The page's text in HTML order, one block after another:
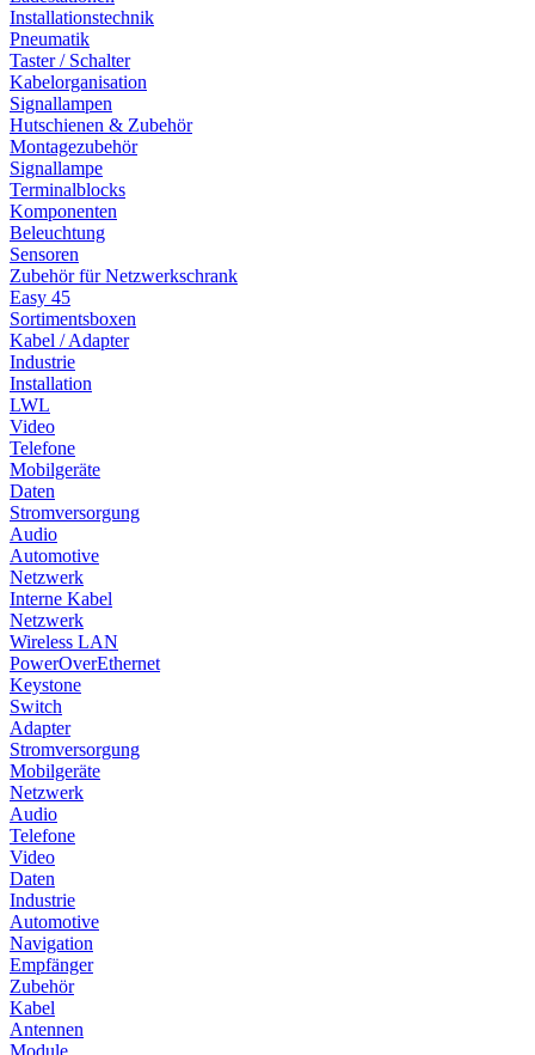
Installationstechnik
Pneumatik
Taster / Schalter
Kabelorganisation
Signallampen
Hutschienen & Zubehör
Montagezubehör
Signallampe
Terminalblocks
Komponenten
Beleuchtung
Sensoren
Zubehör für Netzwerkschrank
Easy 45
Sortimentsboxen
Kabel / Adapter
Industrie
Installation
LWL
Video
Telefone
Mobilgeräte
Daten
Stromversorgung
Audio
Automotive
Netzwerk
Interne Kabel
Netzwerk
Wireless LAN
PowerOverEthernet
Keystone
Switch
Adapter
Stromversorgung
Mobilgeräte
Netzwerk
Audio
Telefone
Video
Daten
Industrie
Automotive
Navigation
Empfänger
Zubehör
Kabel
Antennen